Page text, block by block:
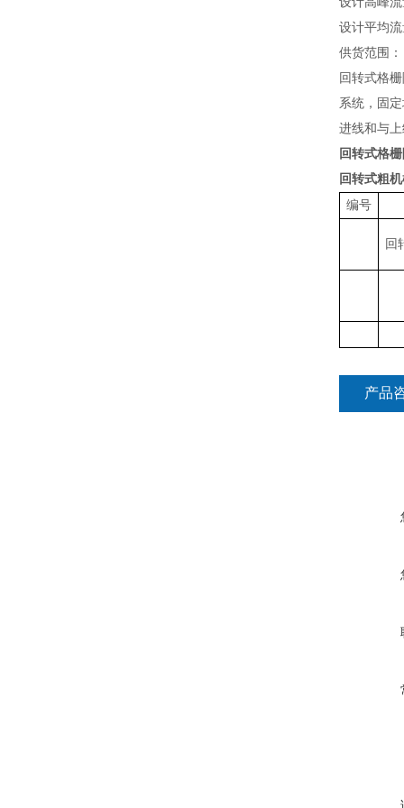
设计平均
供货范围 ：
回转式格
系统，固
进线和与
回转式格
回转式粗
编号
回
产品